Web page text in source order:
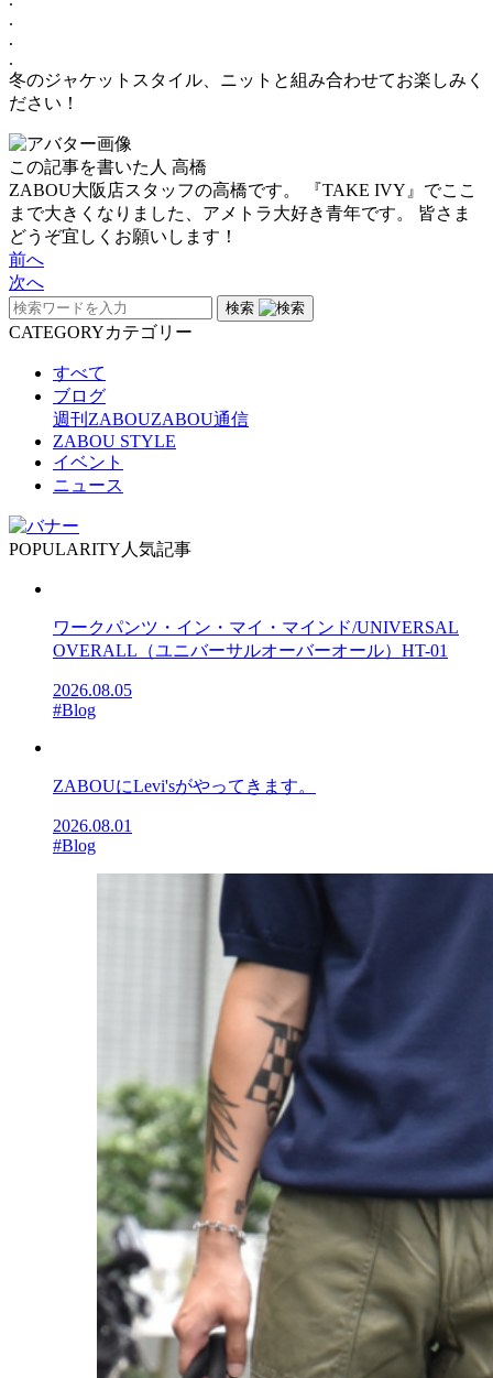
.
.
.
冬のジャケットスタイル、ニットと組み合わせてお楽しみく
ださい！
この記事を書いた人 高橋
ZABOU大阪店スタッフの高橋です。 『TAKE IVY』でここ
まで大きくなりました、アメトラ大好き青年です。 皆さま
どうぞ宜しくお願いします！
前へ
次へ
検索
CATEGORYカテゴリー
すべて
ブログ
週刊ZABOUZABOU通信
ZABOU STYLE
イベント
ニュース
POPULARITY 人気記事
ワークパンツ・イン・マイ・マインド/UNIVERSAL
OVERALL（ユニバーサルオーバーオール）HT-01
2026.08.05
#Blog
ZABOUにLevi'sがやってきます。
2026.08.01
#Blog